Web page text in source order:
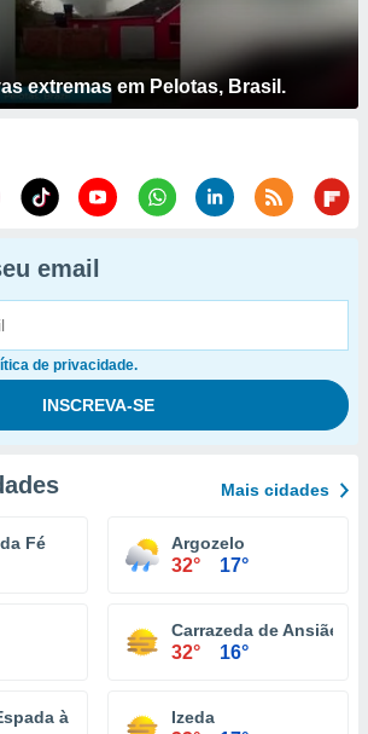
extremas em Pelotas, Brasil.
email
de privacidade.
Mais cidades
Fé Argozelo
32° 17°
Carrazeda de Ansiães
32° 16°
à Cinta Izeda